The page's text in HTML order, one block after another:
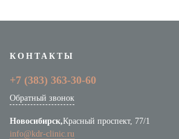
Лазерная хирургия
Лазерное лечение храпа
КОНТАКТЫ
+7 (383) 363-30-60
Обратный звонок
Новосибирск,Красный проспект, 77/1
info@kdr-clinic.ru